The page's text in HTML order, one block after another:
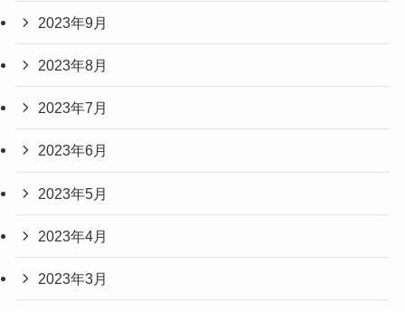
2023年9月
2023年8月
2023年7月
2023年6月
2023年5月
2023年4月
2023年3月